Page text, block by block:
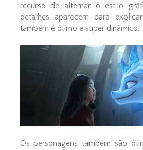
recurso de alternar o estilo
detalhes aparecem para
também é ótimo e super dinâmico.
Os personagens também são